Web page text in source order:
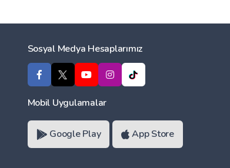
Sosyal Medya Hesaplarımız
Mobil Uygulamalar
Google Play App Store